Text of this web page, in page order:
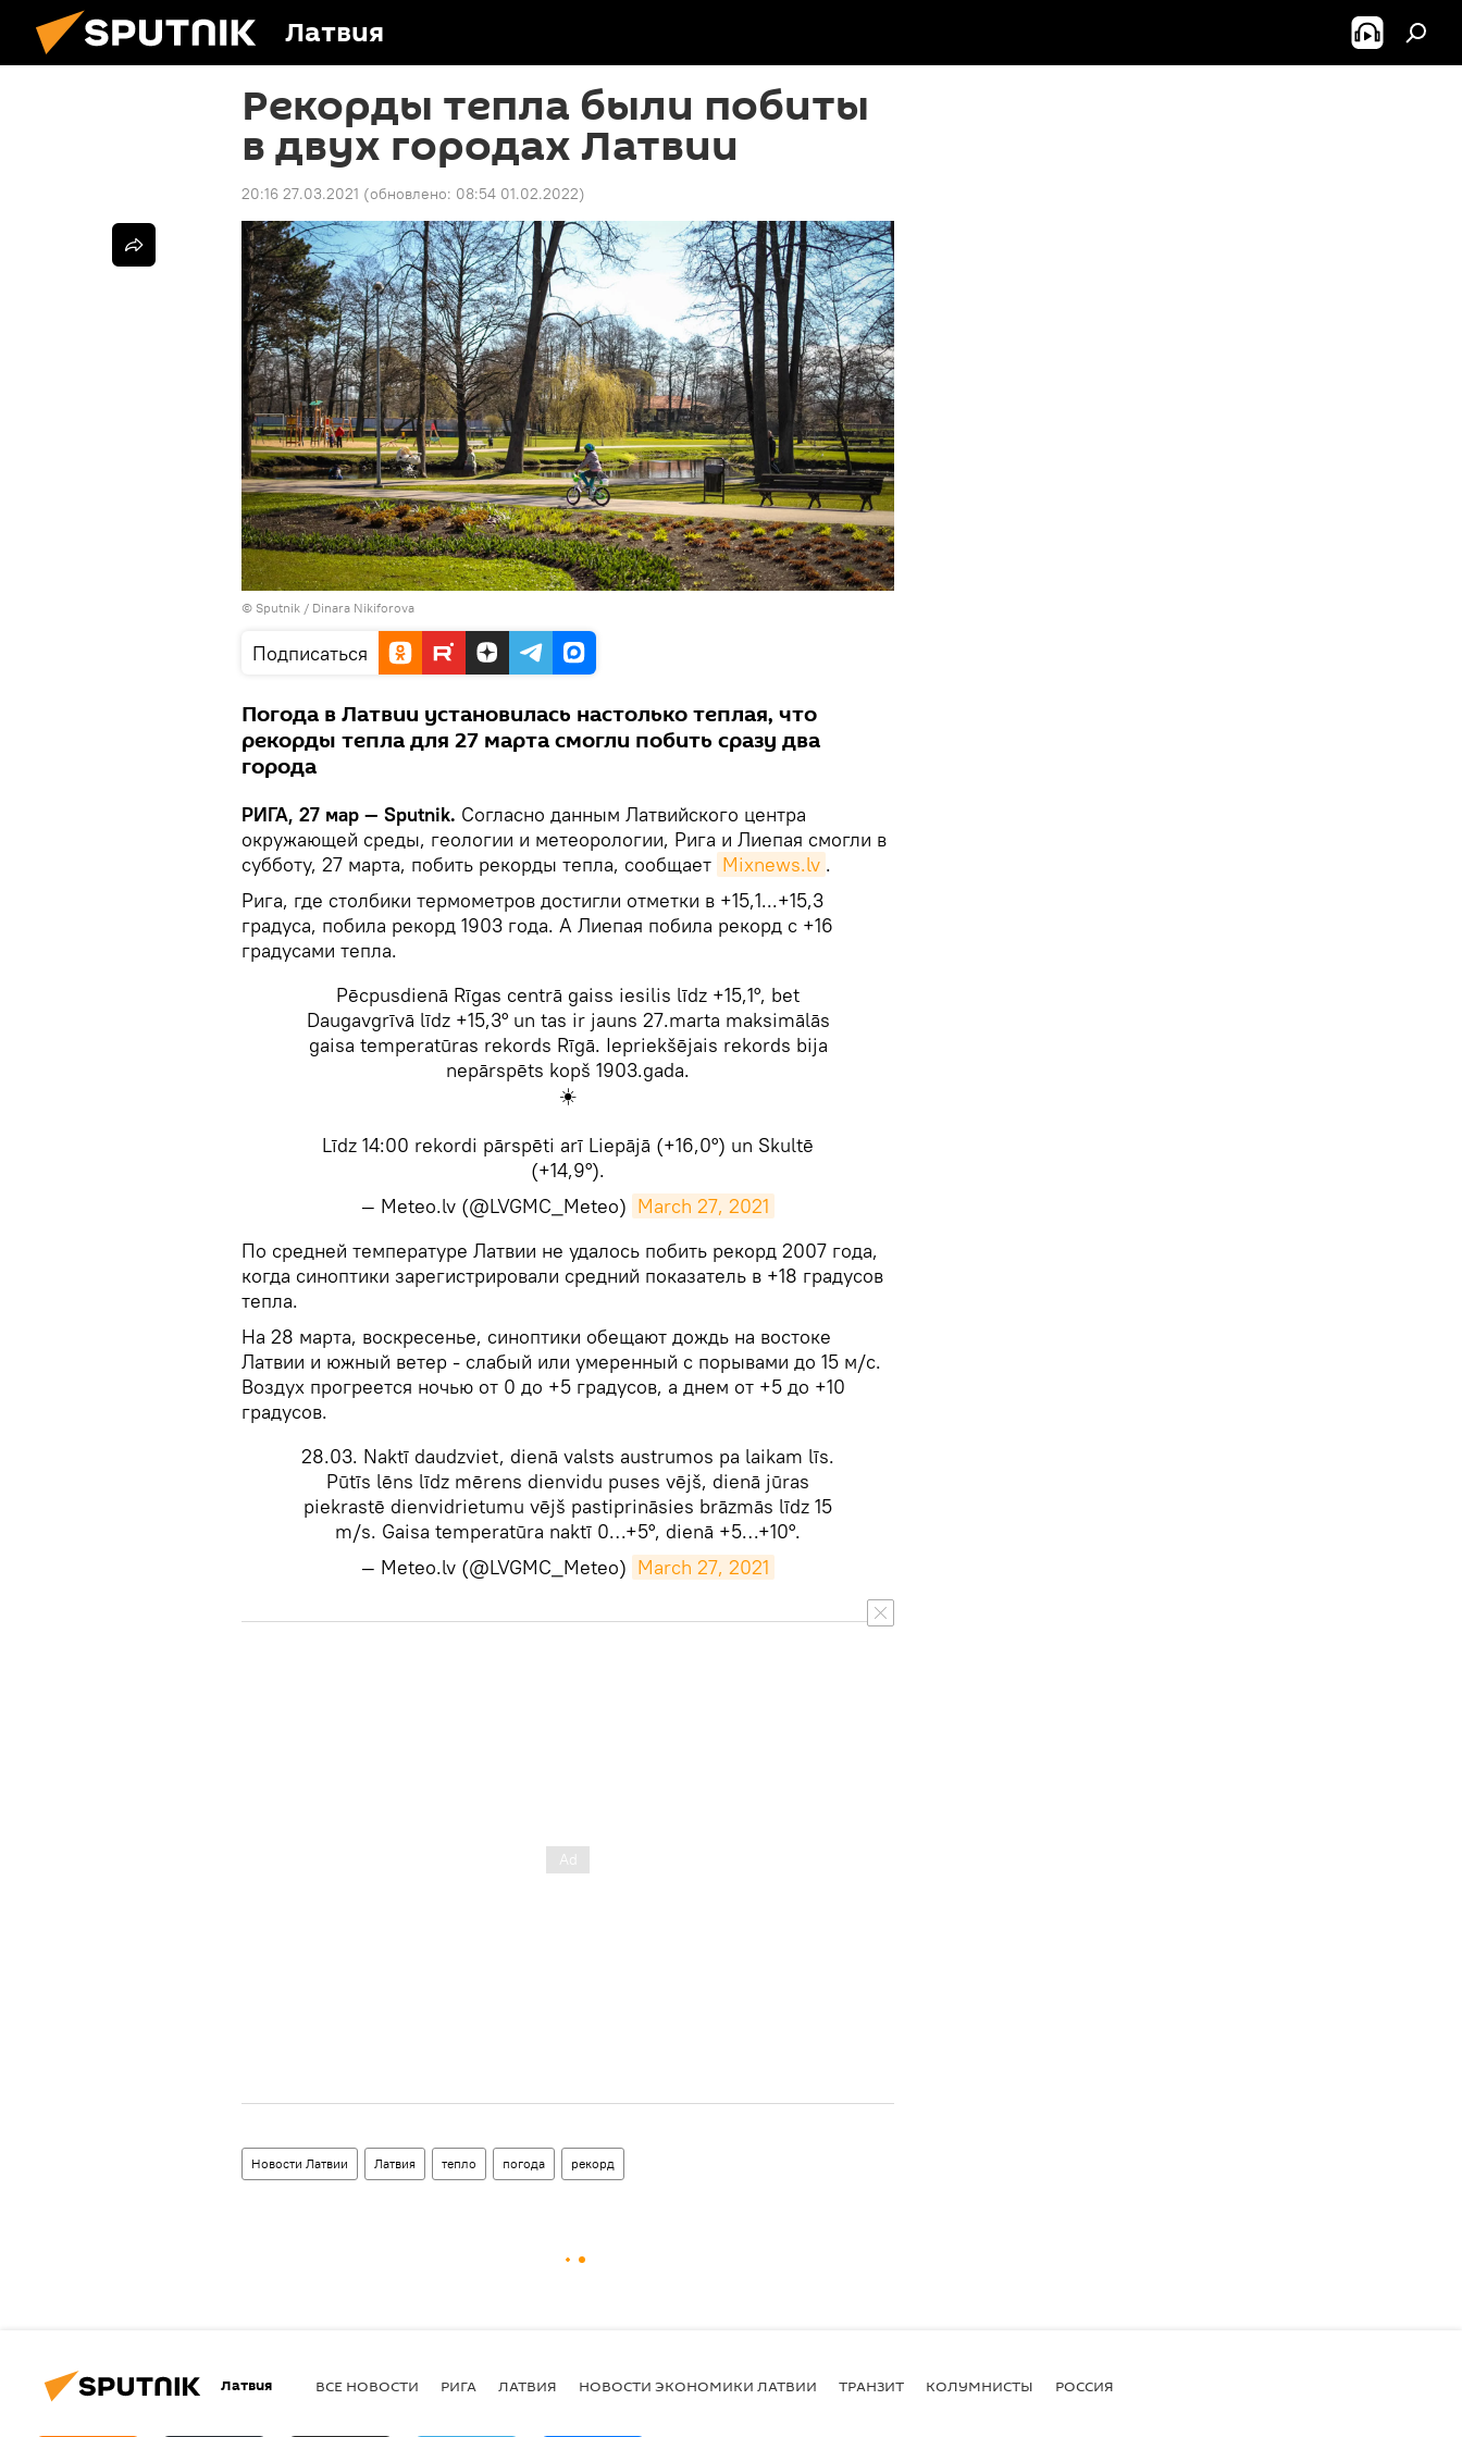
Латвия
Рекорды тепла были побиты
в двух городах Латвии
20:16 27.03.2021 (обновлено: 08:54 01.02.2022)
© Sputnik / Dinara Nikiforova
Подписаться
Погода в Латвии установилась настолько теплая, что
рекорды тепла для 27 марта смогли побить сразу два
города
РИГА, 27 мар — Sputnik. Согласно данным Латвийского центра
окружающей среды, геологии и метеорологии, Рига и Лиепая смогли в
субботу, 27 марта, побить рекорды тепла, сообщает Mixnews.lv .
Рига, где столбики термометров достигли отметки в +15,1...+15,3
градуса, побила рекорд 1903 года. А Лиепая побила рекорд с +16
градусами тепла.
Pēcpusdienā Rīgas centrā gaiss iesilis līdz +15,1°, bet
Daugavgrīvā līdz +15,3° un tas ir jauns 27.marta maksimālās
gaisa temperatūras rekords Rīgā. Iepriekšējais rekords bija
nepārspēts kopš 1903.gada.
☀️
Līdz 14:00 rekordi pārspēti arī Liepājā (+16,0°) un Skultē
(+14,9°).
— Meteo.lv (@LVGMC_Meteo) March 27, 2021
​По средней температуре Латвии не удалось побить рекорд 2007 года,
когда синоптики зарегистрировали средний показатель в +18 градусов
тепла.
На 28 марта, воскресенье, синоптики обещают дождь на востоке
Латвии и южный ветер - слабый или умеренный с порывами до 15 м/с.
Воздух прогреется ночью от 0 до +5 градусов, а днем от +5 до +10
градусов.
28.03. Naktī daudzviet, dienā valsts austrumos pa laikam līs.
Pūtīs lēns līdz mērens dienvidu puses vējš, dienā jūras
piekrastē dienvidrietumu vējš pastiprināsies brāzmās līdz 15
m/s. Gaisa temperatūra naktī 0…+5°, dienā +5…+10°.
— Meteo.lv (@LVGMC_Meteo) March 27, 2021
Новости Латвии Латвия тепло погода рекорд
Латвия ВСЕ НОВОСТИ РИГА ЛАТВИЯ НОВОСТИ ЭКОНОМИКИ ЛАТВИИ ТРАНЗИТ КОЛУМНИСТЫ РОССИЯ